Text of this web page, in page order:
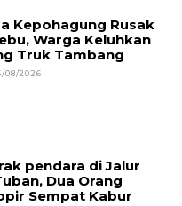
Kepohagung Rusak
Warga Keluhkan
Truk Tambang
08/2026
pendara di Jalur
Dua Orang
Sempat Kabur